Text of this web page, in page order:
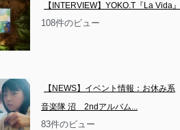
【INTERVIEW】YOKO.T『La Vida』
108件のビュー
【NEWS】イベント情報：お休み系
音楽隊 沼　2ndアルバム...
83件のビュー